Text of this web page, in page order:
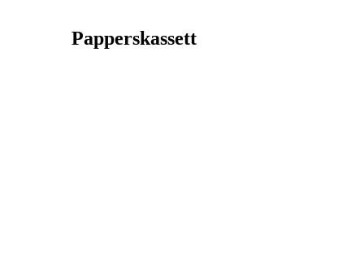
Papperskassett